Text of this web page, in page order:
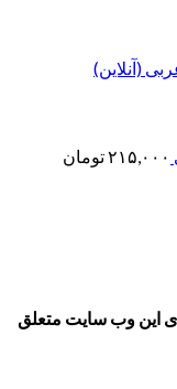
(آنلاین)
۲۱۵,۰۰۰تومان
این وب سایت متعلق